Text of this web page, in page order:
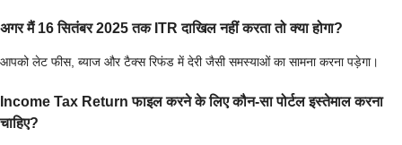
अगर मैं 16 सितंबर 2025 तक ITR दाखिल नहीं करता तो क्या होगा?
आपको लेट फीस, ब्याज और टैक्स रिफंड में देरी जैसी समस्याओं का सामना करना पड़ेगा।
Income Tax Return फाइल करने के लिए कौन-सा पोर्टल इस्तेमाल करना
चाहिए?